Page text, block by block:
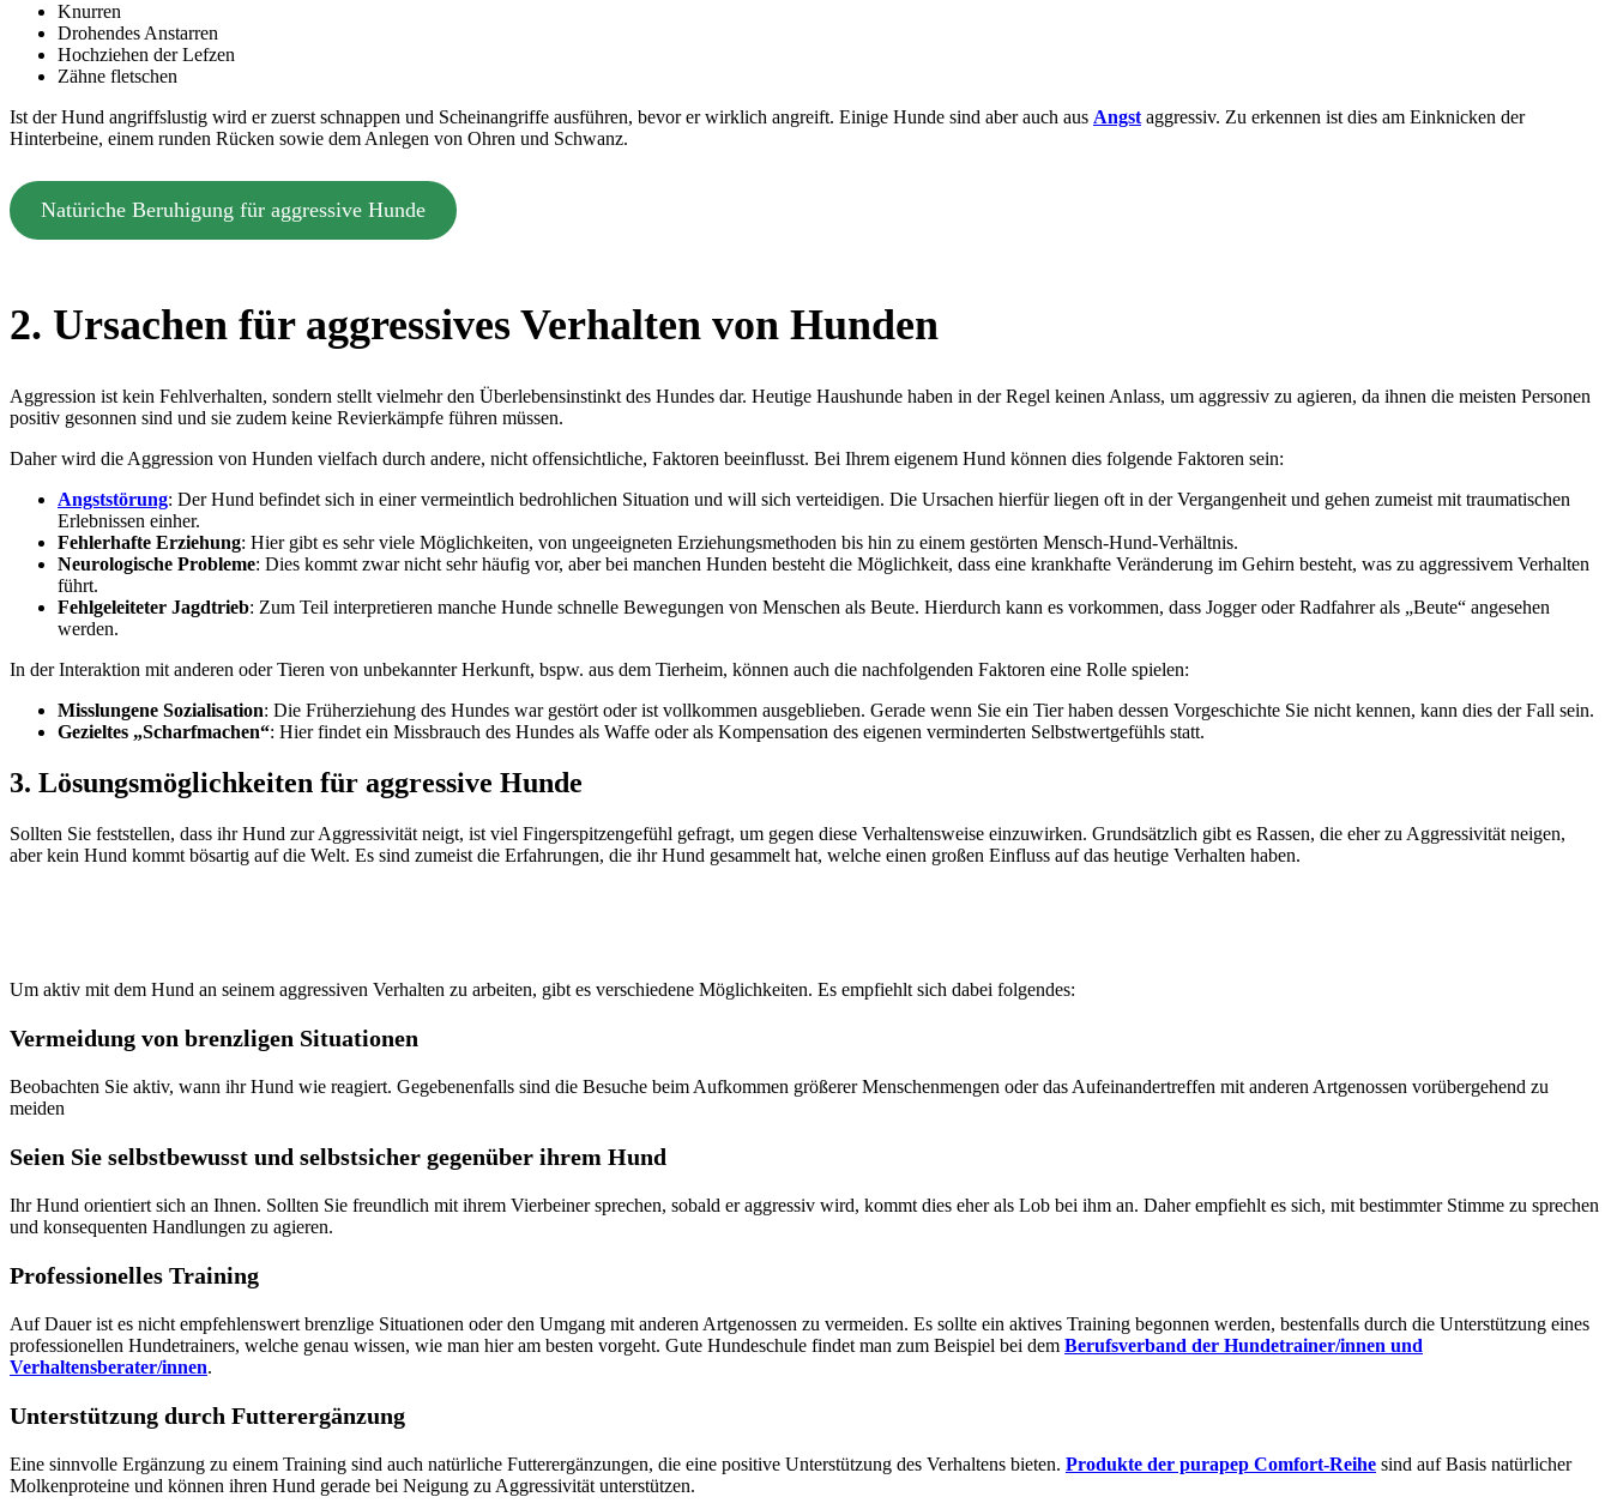
Knurren
Drohendes Anstarren
Hochziehen der Lefzen
Zähne fletschen
Ist der Hund angriffslustig wird er zuerst schnappen und Scheinangriffe ausführen, bevor er wirklich angreift. Einige Hunde sind aber auch aus Angst aggressiv. Zu erkennen ist dies am Einknicken der
Hinterbeine, einem runden Rücken sowie dem Anlegen von Ohren und Schwanz.
Natüriche Beruhigung für aggressive Hunde
2. Ursachen für aggressives Verhalten von Hunden
Aggression ist kein Fehlverhalten, sondern stellt vielmehr den Überlebensinstinkt des Hundes dar. Heutige Haushunde haben in der Regel keinen Anlass, um aggressiv zu agieren, da ihnen die meisten Personen
positiv gesonnen sind und sie zudem keine Revierkämpfe führen müssen.
Daher wird die Aggression von Hunden vielfach durch andere, nicht offensichtliche, Faktoren beeinflusst. Bei Ihrem eigenem Hund können dies folgende Faktoren sein:
Angststörung: Der Hund befindet sich in einer vermeintlich bedrohlichen Situation und will sich verteidigen. Die Ursachen hierfür liegen oft in der Vergangenheit und gehen zumeist mit traumatischen
Erlebnissen einher.
Fehlerhafte Erziehung: Hier gibt es sehr viele Möglichkeiten, von ungeeigneten Erziehungsmethoden bis hin zu einem gestörten Mensch-Hund-Verhältnis.
Neurologische Probleme: Dies kommt zwar nicht sehr häufig vor, aber bei manchen Hunden besteht die Möglichkeit, dass eine krankhafte Veränderung im Gehirn besteht, was zu aggressivem Verhalten
führt.
Fehlgeleiteter Jagdtrieb: Zum Teil interpretieren manche Hunde schnelle Bewegungen von Menschen als Beute. Hierdurch kann es vorkommen, dass Jogger oder Radfahrer als „Beute“ angesehen
werden.
In der Interaktion mit anderen oder Tieren von unbekannter Herkunft, bspw. aus dem Tierheim, können auch die nachfolgenden Faktoren eine Rolle spielen:
Misslungene Sozialisation: Die Früherziehung des Hundes war gestört oder ist vollkommen ausgeblieben. Gerade wenn Sie ein Tier haben dessen Vorgeschichte Sie nicht kennen, kann dies der Fall sein.
Gezieltes „Scharfmachen“: Hier findet ein Missbrauch des Hundes als Waffe oder als Kompensation des eigenen verminderten Selbstwertgefühls statt.
3. Lösungsmöglichkeiten für aggressive Hunde
Sollten Sie feststellen, dass ihr Hund zur Aggressivität neigt, ist viel Fingerspitzengefühl gefragt, um gegen diese Verhaltensweise einzuwirken. Grundsätzlich gibt es Rassen, die eher zu Aggressivität neigen,
aber kein Hund kommt bösartig auf die Welt. Es sind zumeist die Erfahrungen, die ihr Hund gesammelt hat, welche einen großen Einfluss auf das heutige Verhalten haben.
Um aktiv mit dem Hund an seinem aggressiven Verhalten zu arbeiten, gibt es verschiedene Möglichkeiten. Es empfiehlt sich dabei folgendes:
Vermeidung von brenzligen Situationen
Beobachten Sie aktiv, wann ihr Hund wie reagiert. Gegebenenfalls sind die Besuche beim Aufkommen größerer Menschenmengen oder das Aufeinandertreffen mit anderen Artgenossen vorübergehend zu
meiden
Seien Sie selbstbewusst und selbstsicher gegenüber ihrem Hund
Ihr Hund orientiert sich an Ihnen. Sollten Sie freundlich mit ihrem Vierbeiner sprechen, sobald er aggressiv wird, kommt dies eher als Lob bei ihm an. Daher empfiehlt es sich, mit bestimmter Stimme zu sprechen
und konsequenten Handlungen zu agieren.
Professionelles Training
Auf Dauer ist es nicht empfehlenswert brenzlige Situationen oder den Umgang mit anderen Artgenossen zu vermeiden. Es sollte ein aktives Training begonnen werden, bestenfalls durch die Unterstützung eines
professionellen Hundetrainers, welche genau wissen, wie man hier am besten vorgeht. Gute Hundeschule findet man zum Beispiel bei dem Berufsverband der Hundetrainer/innen und
Verhaltensberater/innen.
Unterstützung durch Futterergänzung
Eine sinnvolle Ergänzung zu einem Training sind auch natürliche Futterergänzungen, die eine positive Unterstützung des Verhaltens bieten. Produkte der purapep Comfort-Reihe sind auf Basis natürlicher
Molkenproteine und können ihren Hund gerade bei Neigung zu Aggressivität unterstützen.